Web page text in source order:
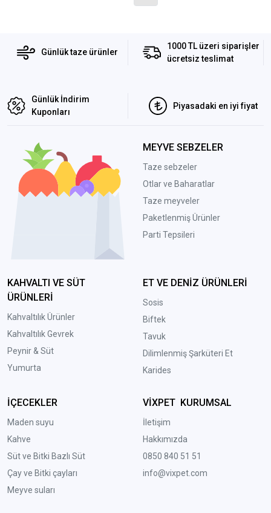
Günlük taze ürünler
1000 TL üzeri siparişler
ücretsiz teslimat
Günlük İndirim
Kuponları
Piyasadaki en iyi fiyat
MEYVE SEBZELER
Taze sebzeler
Otlar ve Baharatlar
Taze meyveler
Paketlenmiş Ürünler
Parti Tepsileri
KAHVALTI VE SÜT
ÜRÜNLERİ
Kahvaltılık Ürünler
Kahvaltılık Gevrek
Peynir & Süt
Yumurta
ET VE DENİZ ÜRÜNLERİ
Sosis
Biftek
Tavuk
Dilimlenmiş Şarküteri Et
Karides
İÇECEKLER
Maden suyu
Kahve
Süt ve Bitki Bazlı Süt
Çay ve Bitki çayları
Meyve suları
VİXPET KURUMSAL
İletişim
Hakkımızda
0850 840 51 51
info@vixpet.com